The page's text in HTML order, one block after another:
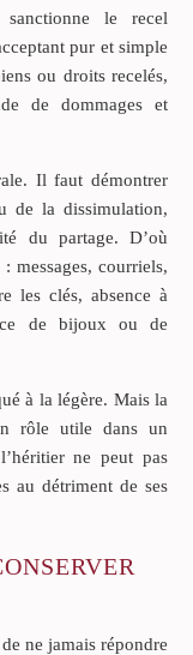
le recel
pur et simple
ou droits recelés,
de dommages et
Il faut démontrer
de la dissimulation,
du partage. D’où
messages, courriels,
les clés, absence à
de bijoux ou de
à la légère. Mais la
rôle utile dans un
ne peut pas
au détriment de ses
ne jamais répondre